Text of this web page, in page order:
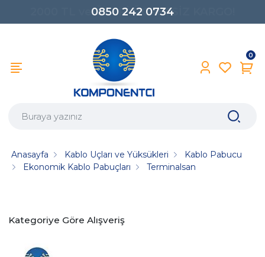
0850 242 0734
0
Anasayfa Kablo Uçları ve Yüksükleri
Kablo Pabucu
Ekonomik Kablo Pabuçları
Terminalsan
Kategoriye Göre Alışveriş